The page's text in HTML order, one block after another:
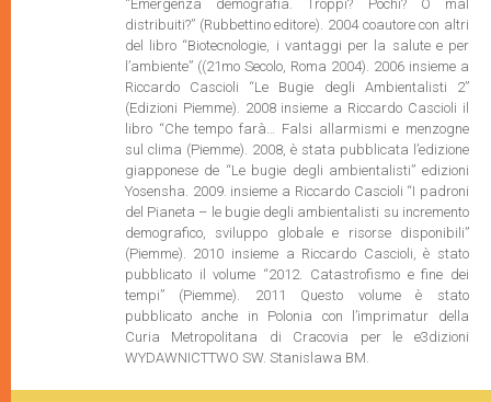
“Emergenza demografia. Troppi? Pochi? O mal
distribuiti?” (Rubbettino editore). 2004 coautore con altri
del libro “Biotecnologie, i vantaggi per la salute e per
l’ambiente” ((21mo Secolo, Roma 2004). 2006 insieme a
Riccardo Cascioli “Le Bugie degli Ambientalisti 2”
(Edizioni Piemme). 2008 insieme a Riccardo Cascioli il
libro “Che tempo farà… Falsi allarmismi e menzogne
sul clima (Piemme). 2008, è stata pubblicata l’edizione
giapponese de “Le bugie degli ambientalisti” edizioni
Yosensha. 2009. insieme a Riccardo Cascioli “I padroni
del Pianeta – le bugie degli ambientalisti su incremento
demografico, sviluppo globale e risorse disponibili”
(Piemme). 2010 insieme a Riccardo Cascioli, è stato
pubblicato il volume “2012. Catastrofismo e fine dei
tempi” (Piemme). 2011 Questo volume è stato
pubblicato anche in Polonia con l’imprimatur della
Curia Metropolitana di Cracovia per le e3dizioni
WYDAWNICTTWO SW. Stanislawa BM.